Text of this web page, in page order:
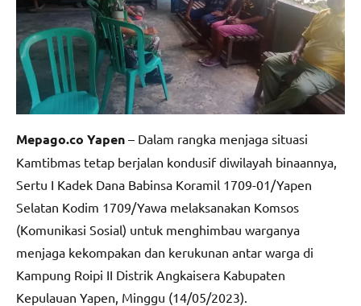
Mepago.co Yapen – Dalam rangka menjaga situasi
Kamtibmas tetap berjalan kondusif diwilayah binaannya,
Sertu I Kadek Dana Babinsa Koramil 1709-01/Yapen
Selatan Kodim 1709/Yawa melaksanakan Komsos
(Komunikasi Sosial) untuk menghimbau warganya
menjaga kekompakan dan kerukunan antar warga di
Kampung Roipi II Distrik Angkaisera Kabupaten
Kepulauan Yapen, Minggu (14/05/2023).